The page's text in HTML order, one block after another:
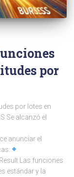
por
por lotes en
Se alcanzó el
anunciar el
Las funciones
estándar y la